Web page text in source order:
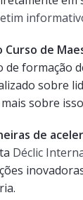
de
de formação
sobre
sobre
de
Déclic